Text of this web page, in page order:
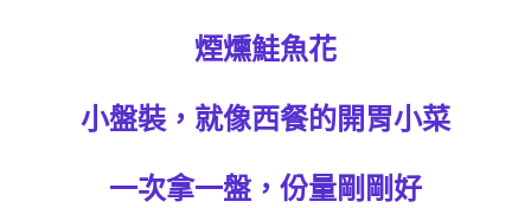
煙燻鮭魚花
小盤裝，就像西餐的開胃小菜
一次拿一盤，份量剛剛好